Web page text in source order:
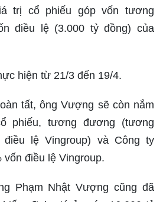
trị cổ phiếu góp vốn tương
điều lệ (3.000 tỷ đồng) của
hiện từ 21/3 đến 19/4.
tất, ông Vượng sẽ còn nắm
phiếu, tương đương (tương
lệ Vingroup) và Công ty
điều lệ Vingroup.
Phạm Nhật Vượng cũng đã